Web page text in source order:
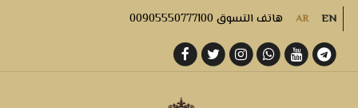
AR EN هاتف التسوق 00905550777100